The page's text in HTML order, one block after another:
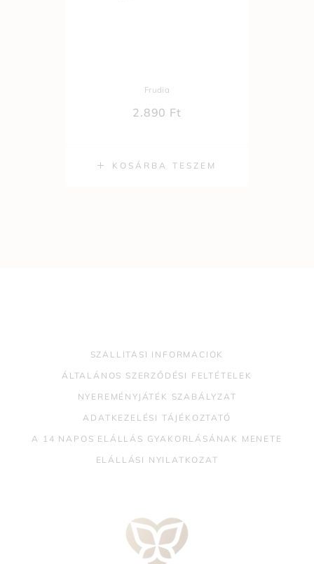
KOSÁRBA TESZEM
Frudia
2.890 Ft
SZÁLLÍTÁSI INFORMÁCIÓK
ÁLTALÁNOS SZERZŐDÉSI FELTÉTELEK
NYEREMÉNYJÁTÉK SZABÁLYZAT
ADATKEZELÉSI TÁJÉKOZTATÓ
A 14 NAPOS ELÁLLÁS GYAKORLÁSÁNAK MENETE
ELÁLLÁSI NYILATKOZAT